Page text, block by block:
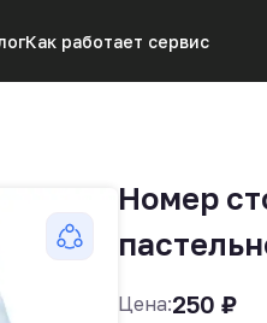
Как работает сервис
Номер
Цена:250 ₽